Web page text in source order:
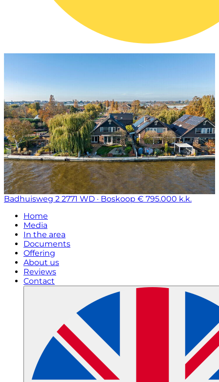
Badhuisweg 2 2771 WD · Boskoop € 795.000 k.k.
Home
Media
In the area
Documents
Offering
About us
Reviews
Contact